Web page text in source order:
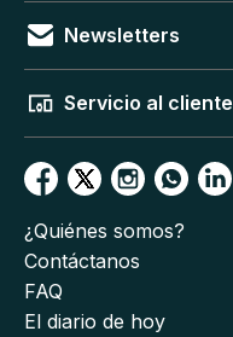
Newsletters
Servicio al cliente
¿Quiénes somos?
Contáctanos
FAQ
El diario de hoy